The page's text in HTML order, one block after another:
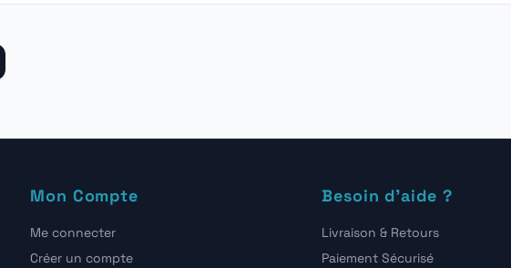
Mon Compte
Me connecter
Créer un compte
Besoin d'aide ?
Livraison & Retours
Paiement Sécurisé